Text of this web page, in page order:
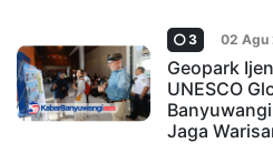
3 02 Agu
Geopark
UNESCO
Jaga